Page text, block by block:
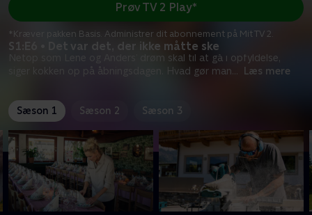
S1:E6 • Det var det, der ikke måtte ske
Netop som Lene og Anders’ drøm skal til at gå i opfyldelse,
siger kokken op på åbningsdagen. Hvad gør man
Læs mere
Prøv TV 2 Play*
*Kræver pakken Basis. Administrer dit abonnement på Mit TV 2.
Sæson 1 Sæson 2 Sæson 3